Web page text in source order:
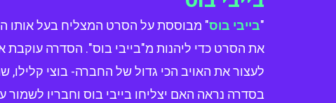
"בייבי בוס" מבוססת על הסרט המצליח בעל אותו
את הסרט כדי ליהנות מ"בייבי בוס". הסדרה
לעצור את האויב הכי גדול של החברה- בוצי
בסדרה נראה האם יצליחו בייבי בוס וחבריו